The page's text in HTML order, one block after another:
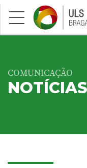
Saltar para conteúdo
COMUNICAÇÃO
NOTÍCIAS